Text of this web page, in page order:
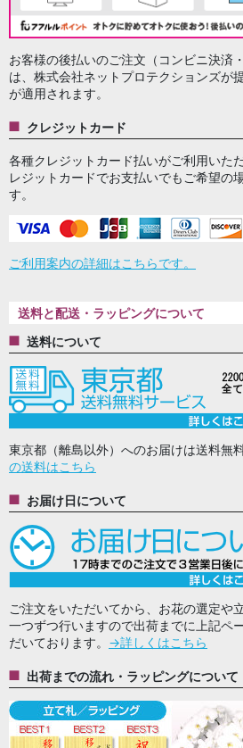
お客様の後払いのご注文（コンビニ決済
は、株式会社ネットプロテクションズが
が適用されます。
クレジットカード
各種クレジットカード払いがご利用いた
レジットカードでお支払いでもご希望の
す。
ご利用案内の詳細はこちらです。
送料と配送・ラッピングについて
送料について
東京都（離島以外）へのお届けは送料無料
の送料はこちら
お届け日について
ご注文をいただいてから、お花の選定や
一つずつ行いますので出荷までに上記ペ
だいております。 →詳しくはこちら
出荷までの流れ・ラッピングについて